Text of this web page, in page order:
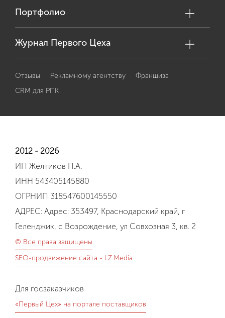
Портфолио
Журнал Первого Цеха
Отзывы Рекламному агентству
Франшиза
CRM для РПК
2012 - 2026
ИП Желтиков П.А.
ИНН 543405145880
ОГРНИП 318547600145550
АДРЕС: Адрес: 353497, Краснодарский край, г
Геленджик, с Возрождение, ул Совхозная 3, кв. 2
© Все права защищены
SEO-продвижение сайта - LZ.Media
Для госзаказчиков
«Первый Цех» на портале поставщиков